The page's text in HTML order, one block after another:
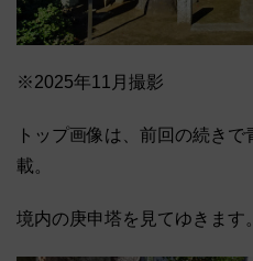
※2025年11月撮影
トップ画像は、前回の続き
載。
境内の庚申塔を見てゆきます